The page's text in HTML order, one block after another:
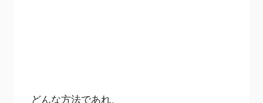
どんな方法であれ、